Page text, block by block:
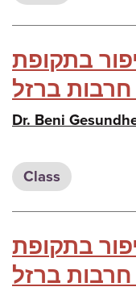
בתקופת
Dr. Beni
Class
בתקופת